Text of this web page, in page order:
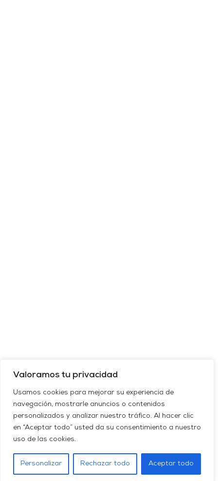
Valoramos tu privacidad
Usamos cookies para mejorar su experiencia de
navegación, mostrarle anuncios o contenidos
personalizados y analizar nuestro tráfico. Al hacer clic
en “Aceptar todo” usted da su consentimiento a nuestro
uso de las cookies.
Personalizar Rechazar todo Aceptar todo